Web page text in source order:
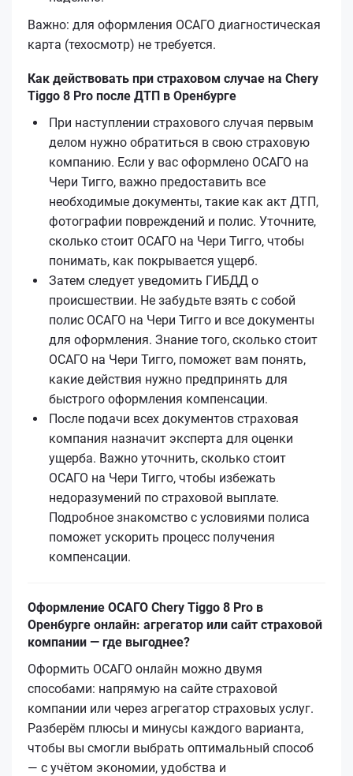
Важно: для оформления ОСАГО диагностическая
карта (техосмотр) не требуется.
Как действовать при страховом случае на Chery
Tiggo 8 Pro после ДТП в Оренбурге
При наступлении страхового случая первым
делом нужно обратиться в свою страховую
компанию. Если у вас оформлено ОСАГО на
Чери Тигго, важно предоставить все
необходимые документы, такие как акт ДТП,
фотографии повреждений и полис. Уточните,
сколько стоит ОСАГО на Чери Тигго, чтобы
понимать, как покрывается ущерб.
Затем следует уведомить ГИБДД о
происшествии. Не забудьте взять с собой
полис ОСАГО на Чери Тигго и все документы
для оформления. Знание того, сколько стоит
ОСАГО на Чери Тигго, поможет вам понять,
какие действия нужно предпринять для
быстрого оформления компенсации.
После подачи всех документов страховая
компания назначит эксперта для оценки
ущерба. Важно уточнить, сколько стоит
ОСАГО на Чери Тигго, чтобы избежать
недоразумений по страховой выплате.
Подробное знакомство с условиями полиса
поможет ускорить процесс получения
компенсации.
Оформление ОСАГО Chery Tiggo 8 Pro в
Оренбурге онлайн: агрегатор или сайт страховой
компании — где выгоднее?
Оформить ОСАГО онлайн можно двумя
способами: напрямую на сайте страховой
компании или через агрегатор страховых услуг.
Разберём плюсы и минусы каждого варианта,
чтобы вы смогли выбрать оптимальный способ
— с учётом экономии, удобства и